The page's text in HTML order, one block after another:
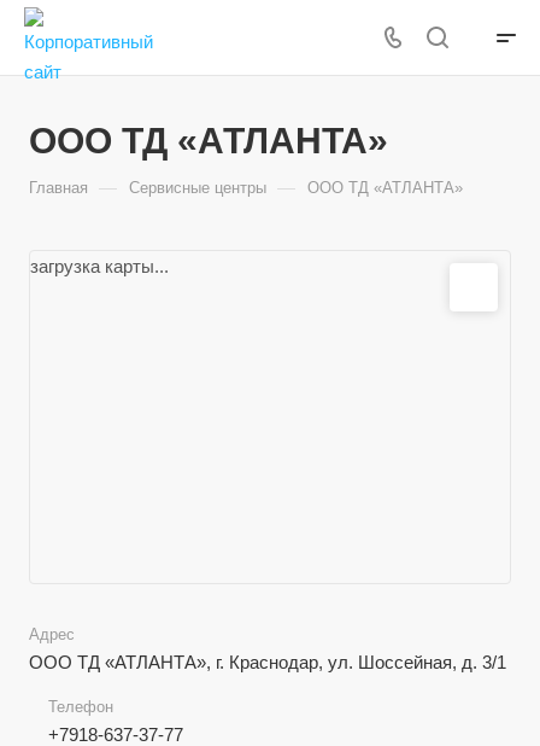
ООО ТД «АТЛАНТА»
Главная — Сервисные центры — ООО ТД «АТЛАНТА»
Адрес
ООО ТД «АТЛАНТА», г. Краснодар, ул. Шоссейная, д. 3/1
Телефон
+7918-637-37-77
загрузка карты...